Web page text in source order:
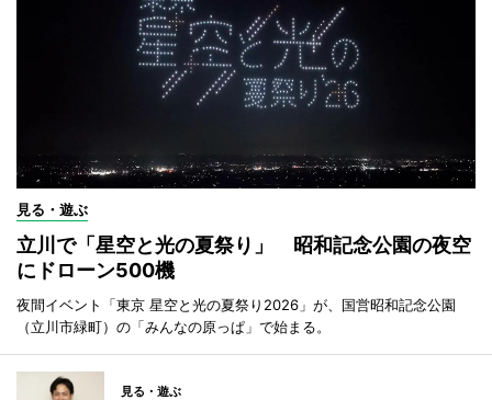
見る・遊ぶ
立川で「星空と光の夏祭り」 昭和記念公園の夜空
にドローン500機
夜間イベント「東京 星空と光の夏祭り2026」が、国営昭和記念公園
（立川市緑町）の「みんなの原っぱ」で始まる。
見る・遊ぶ